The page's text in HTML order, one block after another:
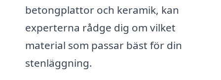
betongplattor och keramik, kan
experterna rådge dig om vilket
material som passar bäst för din
stenläggning.